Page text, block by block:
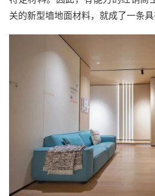
关的新型墙地面材料，就成了一条具